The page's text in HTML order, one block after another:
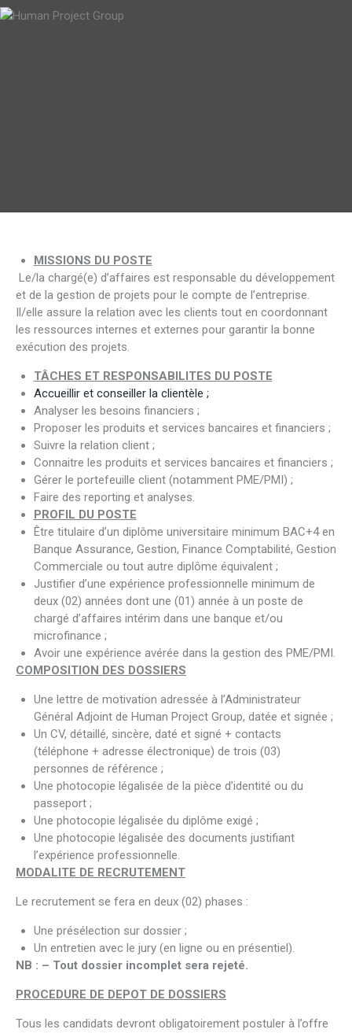
MISSIONS DU POSTE
Le/la chargé(e) d’affaires est responsable du développement
et de la gestion de projets pour le compte de l’entreprise.
Il/elle assure la relation avec les clients tout en coordonnant
les ressources internes et externes pour garantir la bonne
exécution des projets.
TÂCHES ET RESPONSABILITES DU POSTE
Accueillir et conseiller la clientèle ;
Analyser les besoins financiers ;
Proposer les produits et services bancaires et financiers ;
Suivre la relation client ;
Connaitre les produits et services bancaires et financiers ;
Gérer le portefeuille client (notamment PME/PMI) ;
Faire des reporting et analyses.
PROFIL DU POSTE
Être titulaire d’un diplôme universitaire minimum BAC+4 en
Banque Assurance, Gestion, Finance Comptabilité, Gestion
Commerciale ou tout autre diplôme équivalent ;
Justifier d’une expérience professionnelle minimum de
deux (02) années dont une (01) année à un poste de
chargé d’affaires intérim dans une banque et/ou
microfinance ;
Avoir une expérience avérée dans la gestion des PME/PMI.
COMPOSITION DES DOSSIERS
Une lettre de motivation adressée à l’Administrateur
Général Adjoint de Human Project Group, datée et signée ;
Un CV, détaillé, sincère, daté et signé + contacts
(téléphone + adresse électronique) de trois (03)
personnes de référence ;
Une photocopie légalisée de la pièce d’identité ou du
passeport ;
Une photocopie légalisée du diplôme exigé ;
Une photocopie légalisée des documents justifiant
l’expérience professionnelle.
MODALITE DE RECRUTEMENT
Le recrutement se fera en deux (02) phases :
Une présélection sur dossier ;
Un entretien avec le jury (en ligne ou en présentiel).
NB : – Tout dossier incomplet sera rejeté.
PROCEDURE DE DEPOT DE DOSSIERS
Tous les candidats devront obligatoirement postuler à l’offre